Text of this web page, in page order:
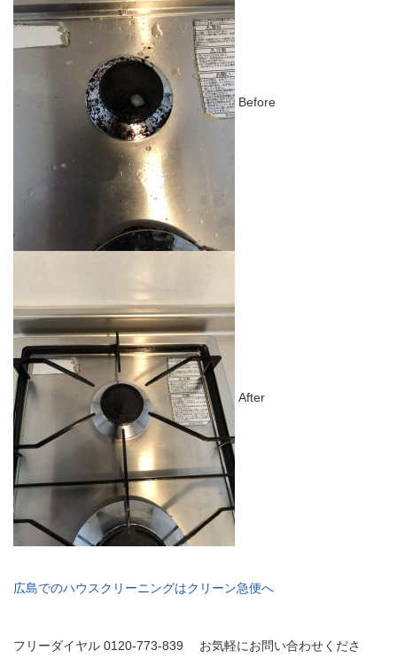
Before
After
広島でのハウスクリーニングはクリーン急便へ
フリーダイヤル 0120-773-839 お気軽にお問い合わせくださ